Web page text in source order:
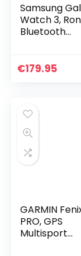
Samsung
Watch 3,
Bluetooth
Lunette,
€179.95
GARMIN
PRO, GPS
Multisport